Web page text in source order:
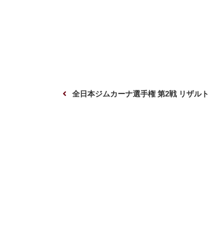
前
全日本ジムカーナ選手権 第2戦 リザルト